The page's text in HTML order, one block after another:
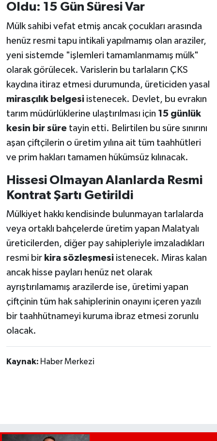
Oldu: 15 Gün Süresi Var
Mülk sahibi vefat etmiş ancak çocukları arasında
henüz resmi tapu intikali yapılmamış olan araziler,
yeni sistemde "işlemleri tamamlanmamış mülk"
olarak görülecek. Varislerin bu tarlaların ÇKS
kaydına itiraz etmesi durumunda, üreticiden yasal
mirasçılık belgesiistenecek. Devlet, bu evrakın
tarım müdürlüklerine ulaştırılması için 15 günlük
kesin bir süretayin etti. Belirtilen bu süre sınırını
aşan çiftçilerin o üretim yılına ait tüm taahhütleri
ve prim hakları tamamen hükümsüz kılınacak.
Hissesi Olmayan Alanlarda Resmi
Kontrat Şartı Getirildi
Mülkiyet hakkı kendisinde bulunmayan tarlalarda
veya ortaklı bahçelerde üretim yapan Malatyalı
üreticilerden, diğer pay sahipleriyle imzaladıkları
resmi bir kira sözleşmesiistenecek. Miras kalan
ancak hisse payları henüz net olarak
ayrıştırılamamış arazilerde ise, üretimi yapan
çiftçinin tüm hak sahiplerinin onayını içeren yazılı
bir taahhütnameyi kuruma ibraz etmesi zorunlu
olacak.
Kaynak: Haber Merkezi